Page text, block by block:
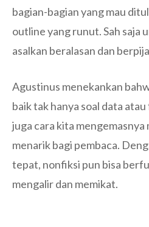
bagian-bagian yang mau
outline yang runut. Sah saja
asalkan beralasan dan
Agustinus menekankan
baik tak hanya soal data
juga cara kita
menarik bagi pembaca.
tepat, nonfiksi pun bisa
mengalir dan memikat.